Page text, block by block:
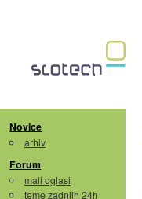
Novice
arhiv
Forum
mali oglasi
teme zadnjih 24h